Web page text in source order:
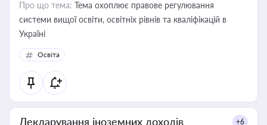
Про що тема: Тема охоплює правове регулювання
системи вищої освіти, освітніх рівнів та кваліфікацій в
Україні
Освіта
Декларування іноземних доходів +6